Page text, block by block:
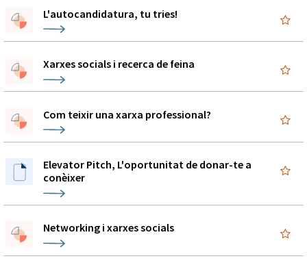
L'autocandidatura, tu tries!
Xarxes socials i recerca de feina
Com teixir una xarxa professional?
Elevator Pitch, L'oportunitat de donar-te a
conèixer
Networking i xarxes socials